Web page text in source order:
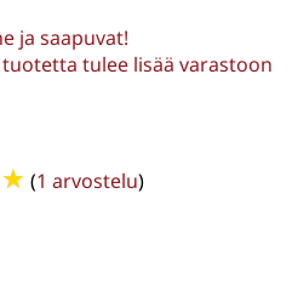
ja saapuvat!
tulee lisää varastoon
☆ (1 arvostelu)